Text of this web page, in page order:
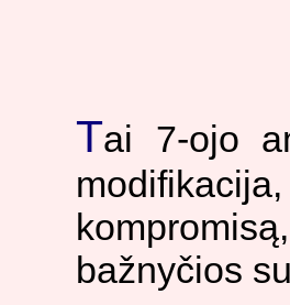
Tai 7-ojo
bažnyčios